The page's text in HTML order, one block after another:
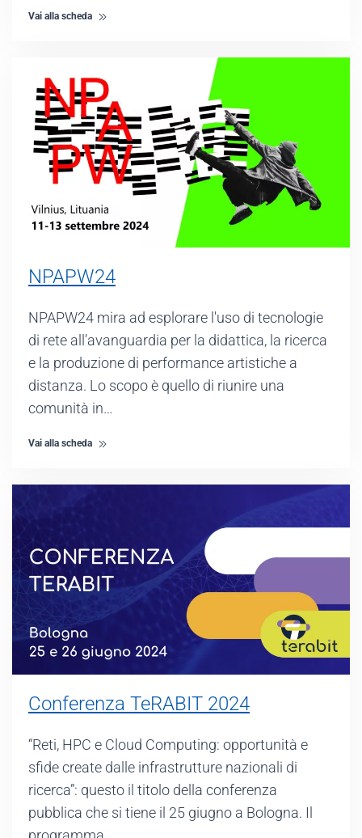
Vai alla scheda
NPAPW24
NPAPW24 mira ad esplorare l'uso di tecnologie
di rete all’avanguardia per la didattica, la ricerca
e la produzione di performance artistiche a
distanza. Lo scopo è quello di riunire una
comunità in…
Vai alla scheda
Conferenza TeRABIT 2024
“Reti, HPC e Cloud Computing: opportunità e
sfide create dalle infrastrutture nazionali di
ricerca”: questo il titolo della conferenza
pubblica che si tiene il 25 giugno a Bologna. Il